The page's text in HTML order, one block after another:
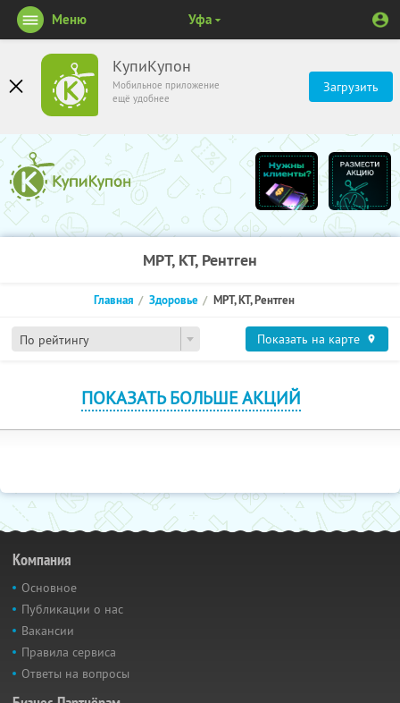
КупиКупон
Мобильное приложение
ещё удобнее
Загрузить
Меню Уфа
МРТ, КТ, Рентген
По рейтингу
Главная Здоровье МРТ, КТ, Рентген
Показать на карте
ПОКАЗАТЬ БОЛЬШЕ АКЦИЙ
Компания
Основное
Публикации о нас
Вакансии
Правила сервиса
Ответы на вопросы